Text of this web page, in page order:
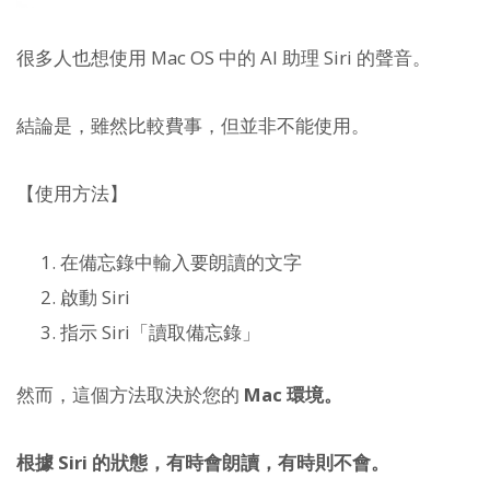
很多人也想使用 Mac OS 中的 AI 助理 Siri 的聲音。
結論是，雖然比較費事，但並非不能使用。
【使用方法】
在備忘錄中輸入要朗讀的文字
啟動 Siri
指示 Siri「讀取備忘錄」
然而，這個方法取決於您的 Mac 環境。
根據 Siri 的狀態，有時會朗讀，有時則不會。